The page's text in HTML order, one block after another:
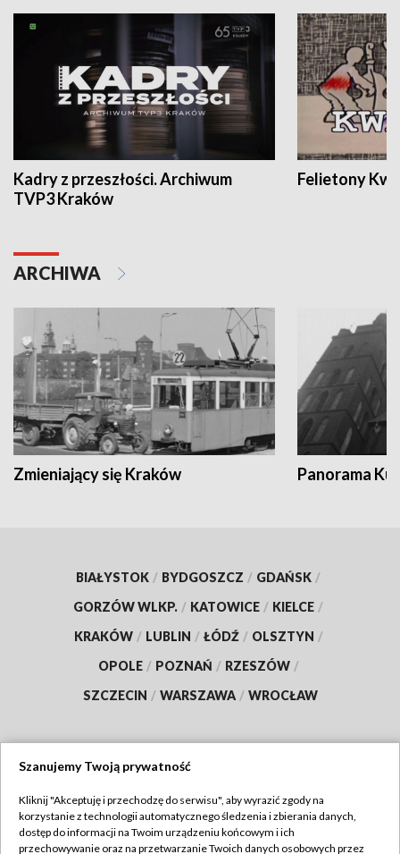
Kadry z przeszłości. Archiwum
TVP3 Kraków
Felietony
ARCHIWA
Zmieniający się Kraków Panorama
BIAŁYSTOK / BYDGOSZCZ / GDAŃSK /
GORZÓW WLKP. / KATOWICE / KIELCE /
KRAKÓW / LUBLIN / ŁÓDŹ / OLSZTYN /
OPOLE / POZNAŃ / RZESZÓW /
SZCZECIN / WARSZAWA / WROCŁAW
TVP
Abonament TVP
Szanujemy Twoją prywatność
Kliknij "Akceptuję i przechodzę do serwisu", aby wyrazić zgody na
korzystanie z technologii automatycznego śledzenia i zbierania danych,
dostęp do informacji na Twoim urządzeniu końcowym i ich
przechowywanie oraz na przetwarzanie Twoich danych osobowych przez